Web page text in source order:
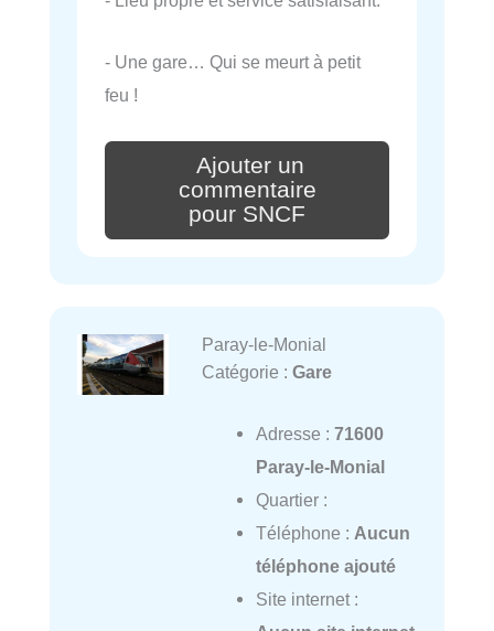
- Une gare… Qui se meurt à petit
feu !
Ajouter un
commentaire
pour SNCF
Paray-le-Monial
Catégorie : Gare
Adresse : 71600
Paray-le-Monial
Quartier :
Téléphone : Aucun
téléphone ajouté
Site internet :